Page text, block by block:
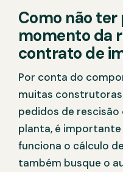
Como não
momento da
contrato de
Por conta do
muitas
pedidos de
planta, é importante
funciona o cálculo
também busque o